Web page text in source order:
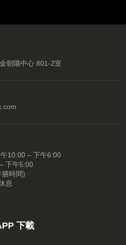
朝陽中心 801-2室
10:00 – 下午6:00
下午5:00
時間)
息
下載